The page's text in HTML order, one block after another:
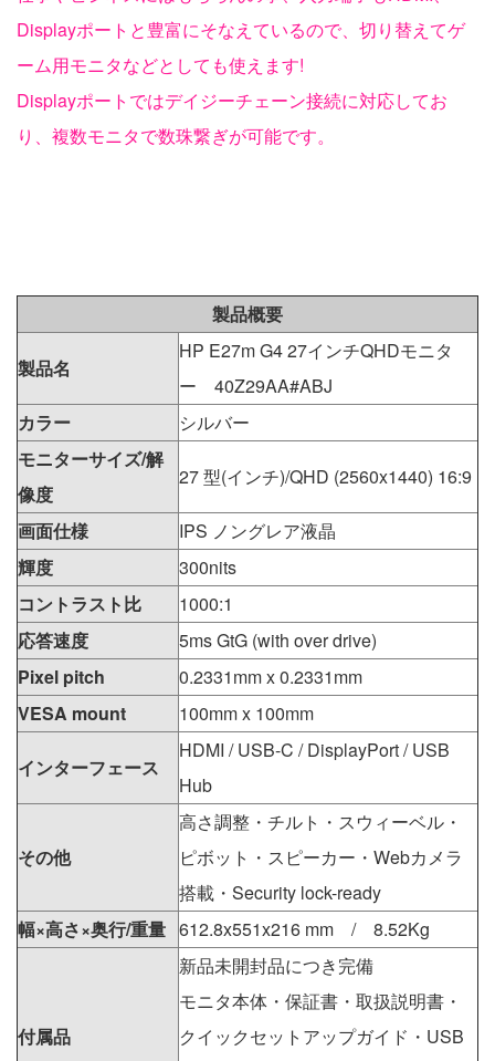
Displayポートと豊富にそなえているので、切り替えてゲ
ーム用モニタなどとしても使えます!
Displayポートではデイジーチェーン接続に対応してお
り、複数モニタで数珠繋ぎが可能です。
製品概要
製品名
HP E27m G4 27インチQHDモニタ
ー 40Z29AA#ABJ
カラー
シルバー
モニターサイズ/解
像度
27 型(インチ)/QHD (2560x1440) 16:9
画面仕様
IPS ノングレア液晶
輝度
300nits
コントラスト比
1000:1
応答速度
5ms GtG (with over drive)
Pixel pitch
0.2331mm x 0.2331mm
VESA mount
100mm x 100mm
インターフェース
HDMI / USB-C / DisplayPort / USB
Hub
その他
高さ調整・チルト・スウィーベル・
ピボット・スピーカー・Webカメラ
搭載・Security lock-ready
幅×高さ×奥行/重量 612.8x551x216 mm / 8.52Kg
付属品
新品未開封品につき完備
モニタ本体・保証書・取扱説明書・
クイックセットアップガイド・USB